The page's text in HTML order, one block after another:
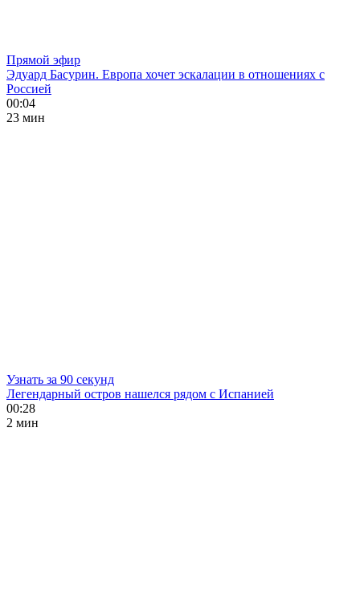
Прямой эфир
Эдуард Басурин. Европа хочет эскалации в отношениях с
Россией
00:04
23 мин
Узнать за 90 секунд
Легендарный остров нашелся рядом с Испанией
00:28
2 мин